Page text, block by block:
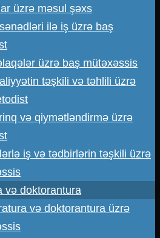
üzrə məsul şəxs
ilə iş üzrə baş
üzrə baş mütəxəssis
təşkili və təhlili üzrə
və qiymətləndirmə üzrə
iş və tədbirlərin təşkili üzrə
və doktorantura
və doktorantura üzrə